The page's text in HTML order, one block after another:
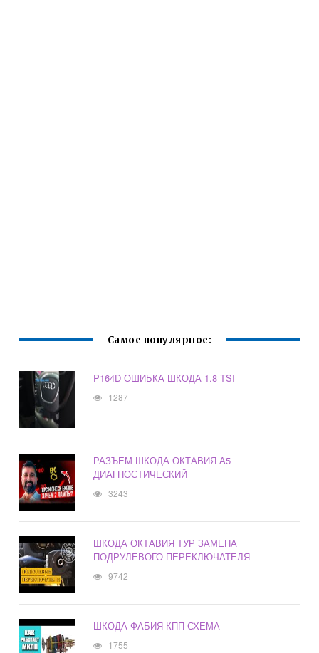
Самое популярное:
P164D ОШИБКА ШКОДА 1.8 TSI
1287
РАЗЪЕМ ШКОДА ОКТАВИЯ А5
ДИАГНОСТИЧЕСКИЙ
3243
ШКОДА ОКТАВИЯ ТУР ЗАМЕНА
ПОДРУЛЕВОГО ПЕРЕКЛЮЧАТЕЛЯ
9742
ШКОДА ФАБИЯ КПП СХЕМА
1755